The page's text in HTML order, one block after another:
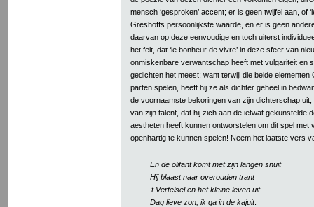
mensch ‘gesproken’ accent; er is geen twijfel aan, of
Greshoffs persoonlijkste waarde, en er is geen
daarvan op deze eenvoudige en toch uiterst
het feit, dat ‘le bonheur de vivre’ in deze sfeer van
onmiskenbare verwantschap heeft met vulgariteit en
gedichten het meest; want terwijl die beide
parten spelen, heeft hij ze als dichter geheel in
de voornaamste bekoringen van zijn dichterschap
van zijn talent, dat hij zich aan de ietwat gekunstelde
aestheten heeft kunnen ontworstelen om dit spel met
openhartig te kunnen spelen! Neem het laatste vers
En de olifant komt met zijn langen snuit
Hij blaast naar overouden trant
't Vertelsel en het kleine leven uit.
Dag lieve zon, ik ga in de kajuit.